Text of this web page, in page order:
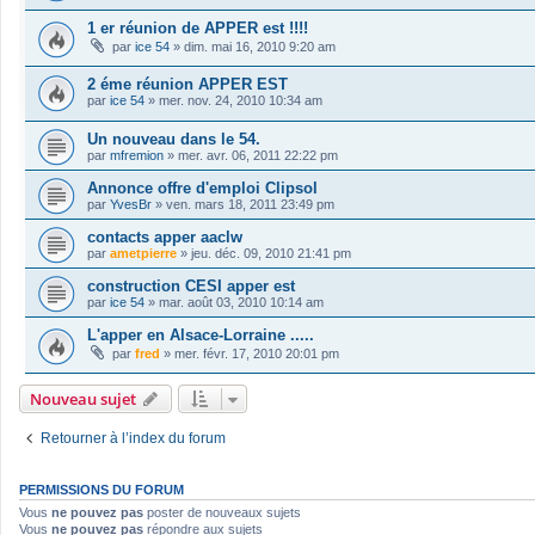
1 er réunion de APPER est !!!!
par ice 54 » dim. mai 16, 2010 9:20 am
2 éme réunion APPER EST
par ice 54 » mer. nov. 24, 2010 10:34 am
Un nouveau dans le 54.
par mfremion » mer. avr. 06, 2011 22:22 pm
Annonce offre d'emploi Clipsol
par YvesBr » ven. mars 18, 2011 23:49 pm
contacts apper aaclw
par ametpierre » jeu. déc. 09, 2010 21:41 pm
construction CESI apper est
par ice 54 » mar. août 03, 2010 10:14 am
L'apper en Alsace-Lorraine .....
par fred » mer. févr. 17, 2010 20:01 pm
Nouveau sujet
Retourner à l’index du forum
PERMISSIONS DU FORUM
Vous ne pouvez pas poster de nouveaux sujets
Vous ne pouvez pas répondre aux sujets